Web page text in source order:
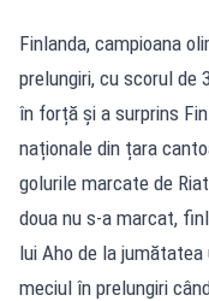
Finlanda, campioana
prelungiri, cu scorul de
în forță și a surprins
naționale din țara
golurile marcate de
doua nu s-a marcat,
lui Aho de la
meciul în prelungiri